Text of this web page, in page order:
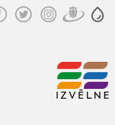
IZVĒLNE